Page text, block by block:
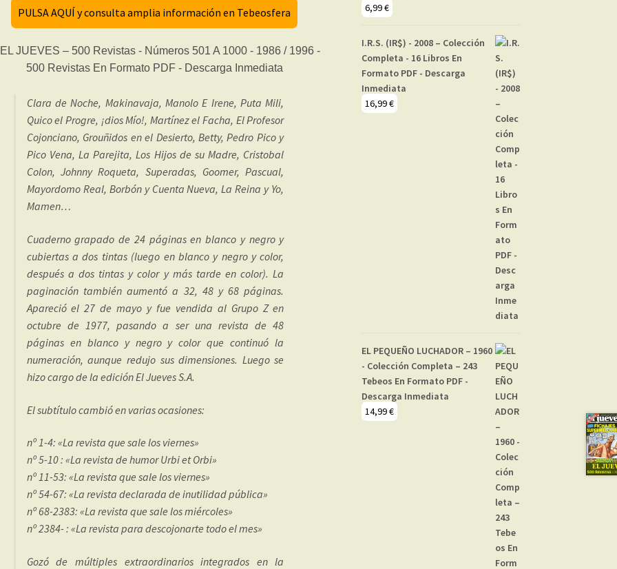
PULSA AQUÍ y consulta amplia información en Tebeosfera
Clara de Noche, Makinavaja, Manolo E Irene, Puta Mili,
Quico el Progre, ¡dios Mío!, Martínez el Facha, El Profesor
Cojonciano, Grouñidos en el Desierto, Betty, Pedro Pico y
Pico Vena, La Parejita, Los Hijos de su Madre, Cristobal
Colon, Johnny Roqueta, Superadas, Goomer, Pascual,
Mayordomo Real, Borbón y Cuenta Nueva, La Reina y Yo,
Mamen…
Cuaderno grapado de 24 páginas en blanco y negro y
cubiertas a dos tintas (luego en blanco y negro y color,
después a dos tintas y color y más tarde en color). La
paginación también aumentó a 32, 48 y 68 páginas.
Apareció el 27 de mayo y fue vendida al Grupo Z en
octubre de 1977, pasando a ser una revista de 48
páginas en blanco y negro y color que continuó la
numeración, aunque redujo sus dimensiones. Luego se
hizo cargo de la edición El Jueves S.A.
El subtítulo cambió en varias ocasiones:
nº 1-4: «La revista que sale los viernes»
nº 5-10 : «La revista de humor Urbi et Orbi»
nº 11-53: «La revista que sale los viernes»
nº 54-67: «La revista declarada de inutilidad pública»
nº 68-2383: «La revista que sale los miércoles»
nº 2384- : «La revista para descojonarte todo el mes»
Gozó de múltiples extraordinarios integrados en la
6,99€
I.R.S. (IR$) - 2008 – Colección
Completa - 16 Libros En
Formato PDF - Descarga
Inmediata
16,99€
EL PEQUEÑO LUCHADOR – 1960
- Colección Completa – 243
Tebeos En Formato PDF -
Descarga Inmediata
14,99€